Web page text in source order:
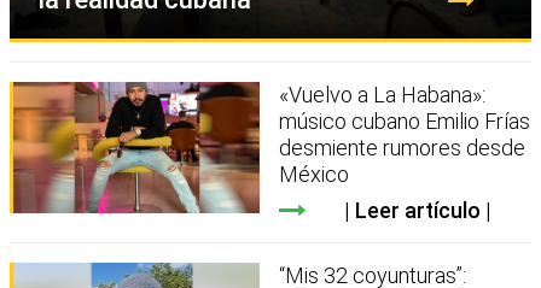
«Vuelvo a La Habana»:
músico cubano Emilio Frías
desmiente rumores desde
México
Leer artículo
“Mis 32 coyunturas”: